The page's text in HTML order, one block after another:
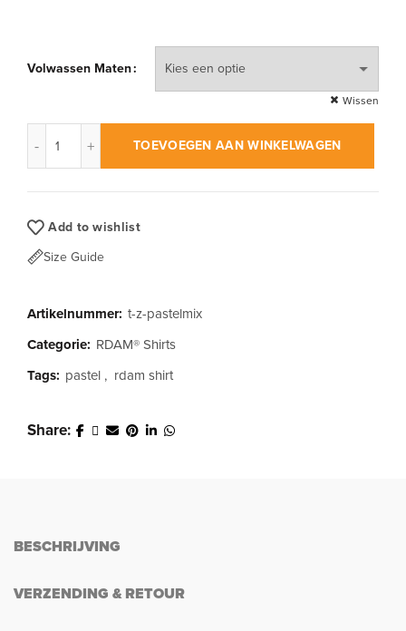
Volwassen Maten
Wissen
TOEVOEGEN AAN WINKELWAGEN
Add to wishlist
Size Guide
Artikelnummer: t-z-pastelmix
Categorie: RDAM® Shirts
Tags: pastel , rdam shirt
Share
BESCHRIJVING
VERZENDING & RETOUR